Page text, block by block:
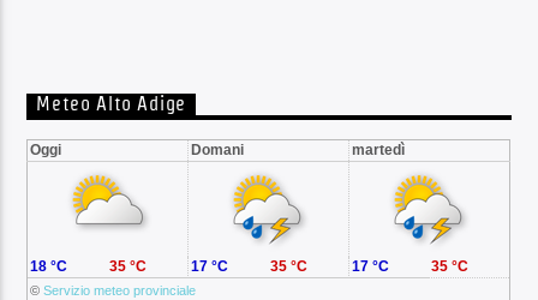
Meteo Alto Adige
Oggi Domani martedì
©Servizio meteo provinciale
18 °C 35 °C 17 °C 35 °C 17 °C 35 °C